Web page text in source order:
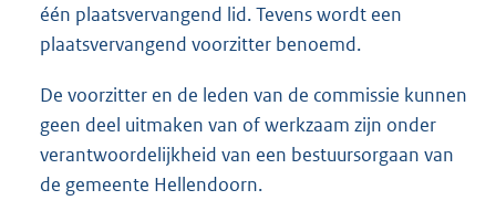
één plaatsvervangend lid. Tevens wordt een
plaatsvervangend voorzitter benoemd.
De voorzitter en de leden van de commissie kunnen
geen deel uitmaken van of werkzaam zijn onder
verantwoordelijkheid van een bestuursorgaan van
de gemeente Hellendoorn.